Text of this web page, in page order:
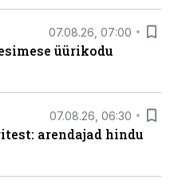
07.08.26, 07:00
üürikodu
07.08.26, 06:30
arendajad hindu